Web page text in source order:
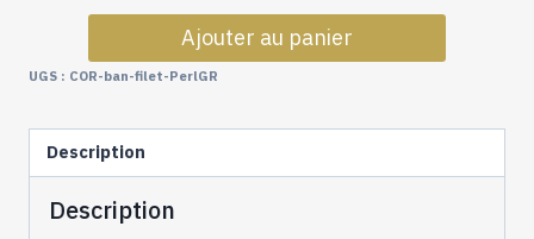
de
Bande
Perle
Ajouter au panier
UGS : COR-ban-filet-PerlGR
Description
Description